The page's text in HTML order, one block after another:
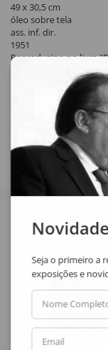
49 x 30,5 cm
óleo sobre tela
ass. inf. dir.
1951
Reproduzino no livro
Teixeira Leite, RJ 1979. à
Compartilhar
Veja também
Seja o primeiro a
exposições e
Nome
Email